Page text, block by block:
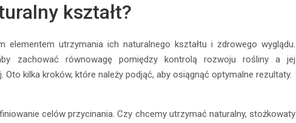
kształt?
elementem utrzymania ich naturalnego kształtu i zdrowego wyglądu.
zachować równowagę pomiędzy kontrolą rozwoju rośliny a jej
kilka kroków, które należy podjąć, aby osiągnąć optymalne rezultaty.
celów przycinania. Czy chcemy utrzymać naturalny, stożkowaty